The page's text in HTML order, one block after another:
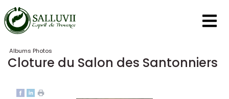
Panneau de gestion des cookies
Albums Photos
Cloture du Salon des Santonniers